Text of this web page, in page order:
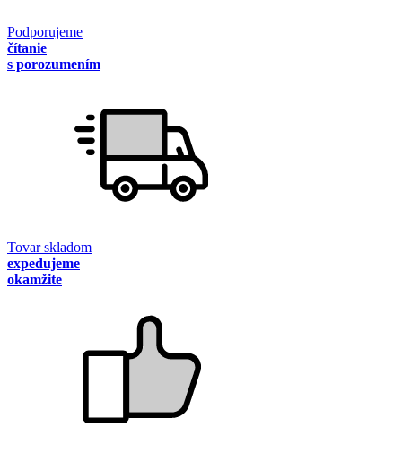
Podporujeme
čítanie
s porozumením
Tovar skladom
expedujeme
okamžite